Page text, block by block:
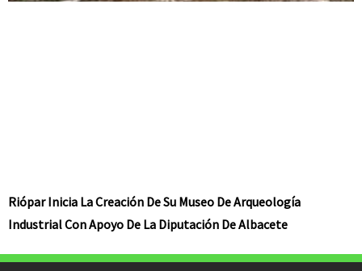
Riópar Inicia La Creación De Su Museo De Arqueología
Industrial Con Apoyo De La Diputación De Albacete